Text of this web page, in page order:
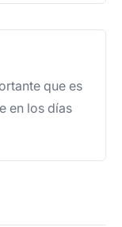
que es
en los días